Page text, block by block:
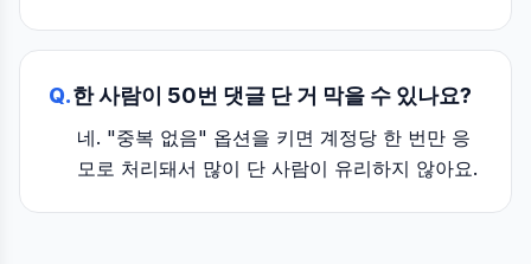
Q.한 사람이 50번 댓글 단 거 막을 수 있나요?
네. "중복 없음" 옵션을 키면 계정당 한 번만 응
모로 처리돼서 많이 단 사람이 유리하지 않아요.